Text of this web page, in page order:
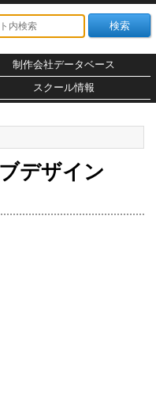
制作会社データベース
スクール情報
デザイン